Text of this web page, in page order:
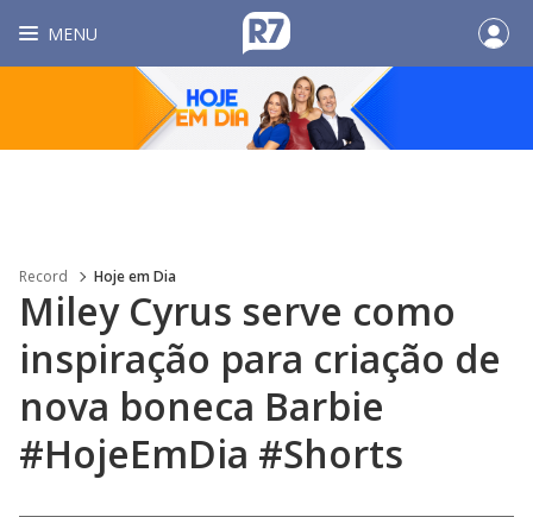
MENU
Record Hoje em Dia
Miley Cyrus serve como
inspiração para criação de
nova boneca Barbie
#HojeEmDia #Shorts